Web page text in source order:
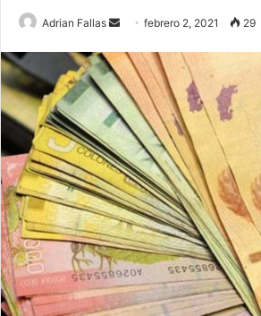
Adrian Fallas
Send
email
febrero 2, 2021 29